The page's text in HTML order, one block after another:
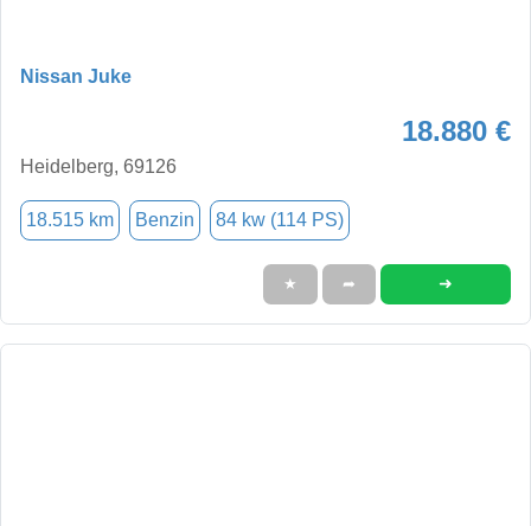
Nissan Juke
18.880 €
Heidelberg, 69126
18.515 km Benzin 84 kw (114 PS)
★ ➦ ➜